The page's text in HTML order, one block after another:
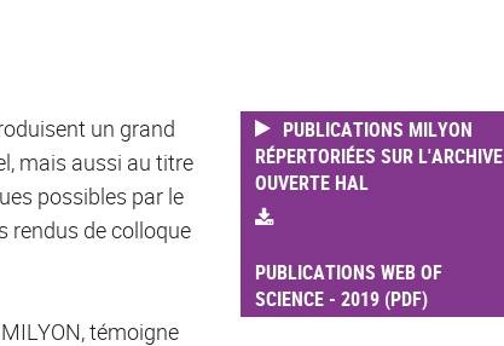
un grand
mais aussi au titre
possibles par le
rendus de colloque
témoigne
PUBLICATIONS MILYON
RÉPERTORIÉES SUR L'ARCHIVE
OUVERTE HAL
PUBLICATIONS WEB OF
SCIENCE - 2019 (PDF)